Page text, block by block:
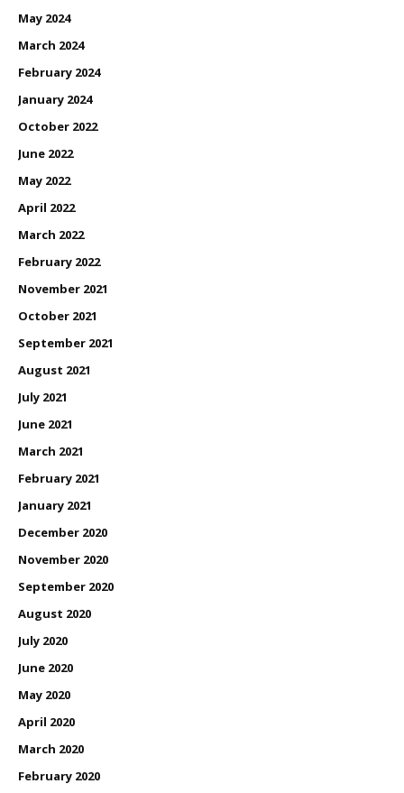
May 2024
March 2024
February 2024
January 2024
October 2022
June 2022
May 2022
April 2022
March 2022
February 2022
November 2021
October 2021
September 2021
August 2021
July 2021
June 2021
March 2021
February 2021
January 2021
December 2020
November 2020
September 2020
August 2020
July 2020
June 2020
May 2020
April 2020
March 2020
February 2020